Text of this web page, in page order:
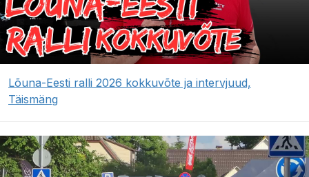
Lõuna-Eesti ralli 2026 kokkuvõte ja intervjuud,
Täismäng